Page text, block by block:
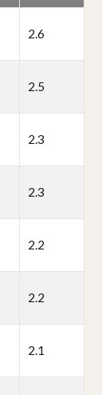
2.6
2.5
2.3
2.3
2.2
2.2
2.1